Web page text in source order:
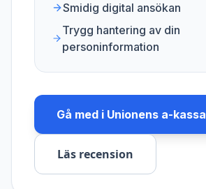
Smidig digital ansökan
Trygg hantering av din
personinformation
Gå med i Unionens a-kassa
Läs recension